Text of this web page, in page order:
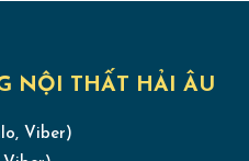
NỘI THẤT HẢI ÂU
Viber)